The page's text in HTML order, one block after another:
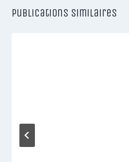
Publications similaires